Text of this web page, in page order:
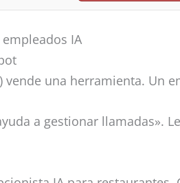
IA
) vende una herramienta. Un
a gestionar llamadas».